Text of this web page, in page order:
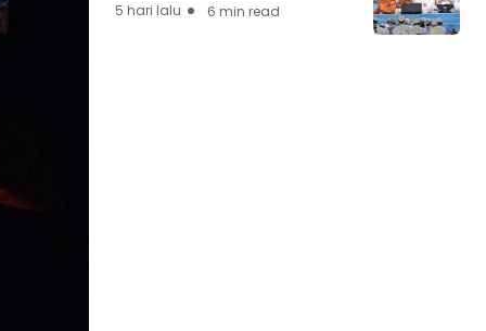
5 hari lalu 6 min read